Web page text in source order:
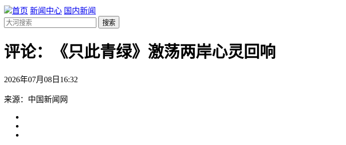
首页 新闻中心 国内新闻
搜索
评论：《只此青绿》激荡两岸心灵回响
2026年07月08日16:32
来源：中国新闻网